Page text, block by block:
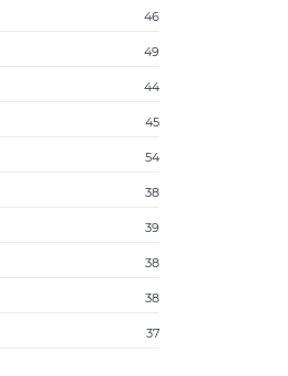
46
49
44
45
54
38
39
38
38
37